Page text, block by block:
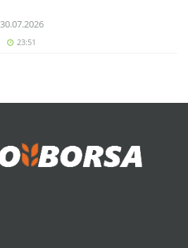
23:51